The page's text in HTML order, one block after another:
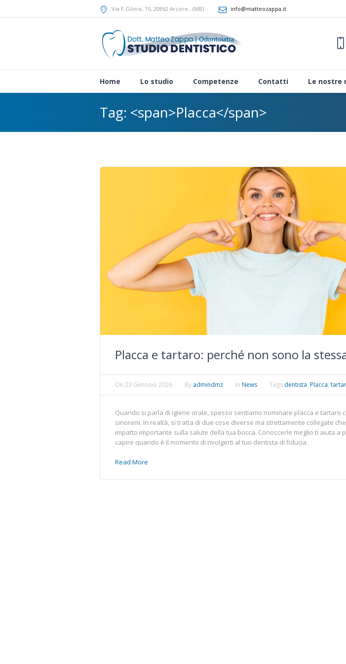
Via F.Gilera, 15, 20862 Arcore , (MB) info@matteozappa.it
Home Lo studio Competenze Contatti Le nostre
Tag: <span>Placca</span>
Placca e tartaro: perché non sono la
On 23 Gennaio 2026 By admindmz In News Tags dentista, Placca,
Quando si parla di igiene orale, spesso sentiamo nominare placca e tartaro
sinonimi. In realtà, si tratta di due cose diverse ma strettamente collegate
impatto importante sulla salute della tua bocca. Conoscerle meglio ti aiuta a
capire quando è il momento di rivolgerti al tuo dentista di fiducia.
Read More